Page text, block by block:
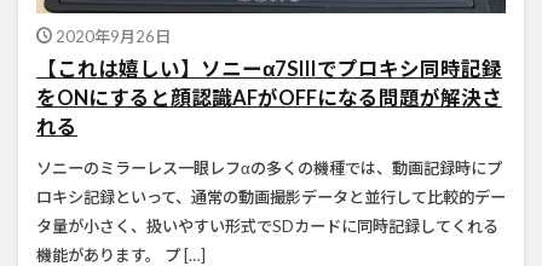
2020年9月26日
【これは嬉しい】ソニーα7SIIIでプロキシ同時記録
をONにすると顔認識AFがOFFになる問題が解決さ
れる
ソニーのミラーレス一眼レフαの多くの機種では、動画記録時にプ
ロキシ記録といって、通常の動画撮影データと並行して比較的デー
タ量が小さく、扱いやすい形式でSDカードに同時記録してくれる
機能があります。 プ […]